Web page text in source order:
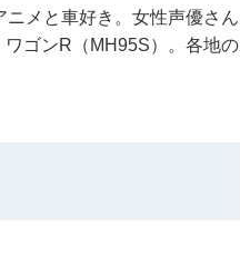
メと車好き。女性声優さん
ゴンR（MH95S）。各地の